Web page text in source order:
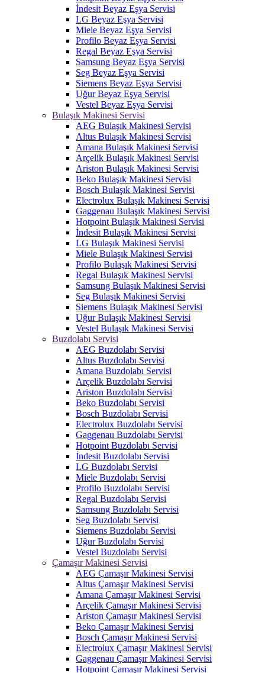
İndesit Beyaz Eşya Servisi
LG Beyaz Eşya Servisi
Miele Beyaz Eşya Servisi
Profilo Beyaz Eşya Servisi
Regal Beyaz Eşya Servisi
Samsung Beyaz Eşya Servisi
Seg Beyaz Eşya Servisi
Siemens Beyaz Eşya Servisi
Uğur Beyaz Eşya Servisi
Vestel Beyaz Eşya Servisi
Bulaşık Makinesi Servisi
AEG Bulaşık Makinesi Servisi
Altus Bulaşık Makinesi Servisi
Amana Bulaşık Makinesi Servisi
Arçelik Bulaşık Makinesi Servisi
Ariston Bulaşık Makinesi Servisi
Beko Bulaşık Makinesi Servisi
Bosch Bulaşık Makinesi Servisi
Electrolux Bulaşık Makinesi Servisi
Gaggenau Bulaşık Makinesi Servisi
Hotpoint Bulaşık Makinesi Servisi
İndesit Bulaşık Makinesi Servisi
LG Bulaşık Makinesi Servisi
Miele Bulaşık Makinesi Servisi
Profilo Bulaşık Makinesi Servisi
Regal Bulaşık Makinesi Servisi
Samsung Bulaşık Makinesi Servisi
Seg Bulaşık Makinesi Servisi
Siemens Bulaşık Makinesi Servisi
Uğur Bulaşık Makinesi Servisi
Vestel Bulaşık Makinesi Servisi
Buzdolabı Servisi
AEG Buzdolabı Servisi
Altus Buzdolabı Servisi
Amana Buzdolabı Servisi
Arçelik Buzdolabı Servisi
Ariston Buzdolabı Servisi
Beko Buzdolabı Servisi
Bosch Buzdolabı Servisi
Electrolux Buzdolabı Servisi
Gaggenau Buzdolabı Servisi
Hotpoint Buzdolabı Servisi
İndesit Buzdolabı Servisi
LG Buzdolabı Servisi
Miele Buzdolabı Servisi
Profilo Buzdolabı Servisi
Regal Buzdolabı Servisi
Samsung Buzdolabı Servisi
Seg Buzdolabı Servisi
Siemens Buzdolabı Servisi
Uğur Buzdolabı Servisi
Vestel Buzdolabı Servisi
Çamaşır Makinesi Servisi
AEG Çamaşır Makinesi Servisi
Altus Çamaşır Makinesi Servisi
Amana Çamaşır Makinesi Servisi
Arçelik Çamaşır Makinesi Servisi
Ariston Çamaşır Makinesi Servisi
Beko Çamaşır Makinesi Servisi
Bosch Çamaşır Makinesi Servisi
Electrolux Çamaşır Makinesi Servisi
Gaggenau Çamaşır Makinesi Servisi
Hotpoint Çamaşır Makinesi Servisi